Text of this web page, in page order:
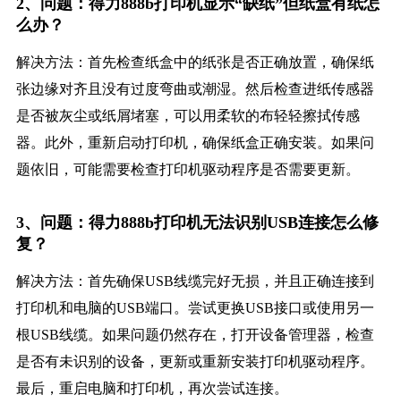
2、问题：得力888b打印机显示“缺纸”但纸盒有纸怎
么办？
解决方法：首先检查纸盒中的纸张是否正确放置，确保纸
张边缘对齐且没有过度弯曲或潮湿。然后检查进纸传感器
是否被灰尘或纸屑堵塞，可以用柔软的布轻轻擦拭传感
器。此外，重新启动打印机，确保纸盒正确安装。如果问
题依旧，可能需要检查打印机驱动程序是否需要更新。
3、问题：得力888b打印机无法识别USB连接怎么修
复？
解决方法：首先确保USB线缆完好无损，并且正确连接到
打印机和电脑的USB端口。尝试更换USB接口或使用另一
根USB线缆。如果问题仍然存在，打开设备管理器，检查
是否有未识别的设备，更新或重新安装打印机驱动程序。
最后，重启电脑和打印机，再次尝试连接。